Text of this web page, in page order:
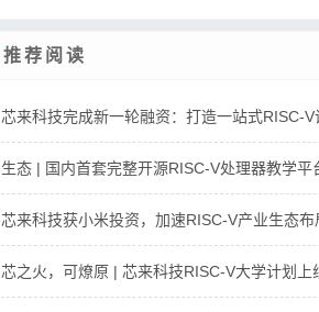
推荐阅读
芯来科技完成新一轮融资：打造一站式RISC-
生态 | 国内首套完整开源RISC-V处理器教学平
芯来科技获小米投资，加速RISC-V产业生态布
芯之火，可燎原 | 芯来科技RISC-V大学计划上